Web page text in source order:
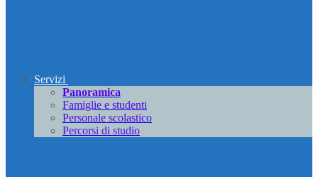
Servizi
Panoramica
Famiglie e studenti
Personale scolastico
Percorsi di studio